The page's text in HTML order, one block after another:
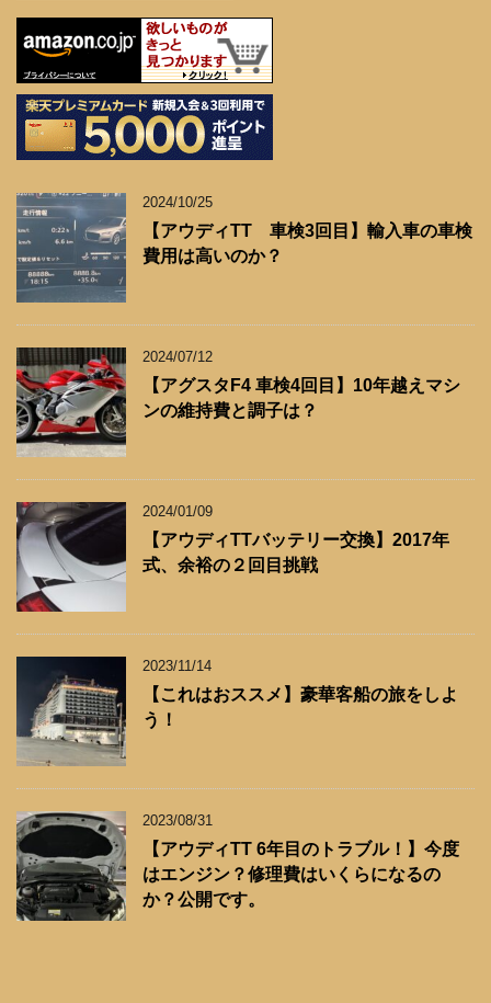
2024/10/25
【アウディTT 車検3回目】輸入車の車検
費用は高いのか？
2024/07/12
【アグスタF4 車検4回目】10年越えマシ
ンの維持費と調子は？
2024/01/09
【アウディTTバッテリー交換】2017年
式、余裕の２回目挑戦
2023/11/14
【これはおススメ】豪華客船の旅をしよ
う！
2023/08/31
【アウディTT 6年目のトラブル！】今度
はエンジン？修理費はいくらになるの
か？公開です。